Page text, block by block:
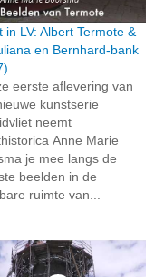
in LV: Albert Termote &
en Bernhard-bank
eerste aflevering van
kunstserie
neemt
Anne Marie
je mee langs de
beelden in de
ruimte van...